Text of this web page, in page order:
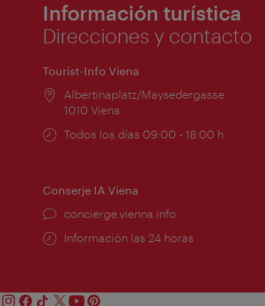
Información turística
Direcciones y contacto
Tourist-Info Viena
Lugar:
Albertinaplatz/Maysedergasse
1010 Viena
Horarios
Todos los días 09:00 - 18:00 h
Conserje IA Viena
concierge.vienna.info
Información las 24 horas